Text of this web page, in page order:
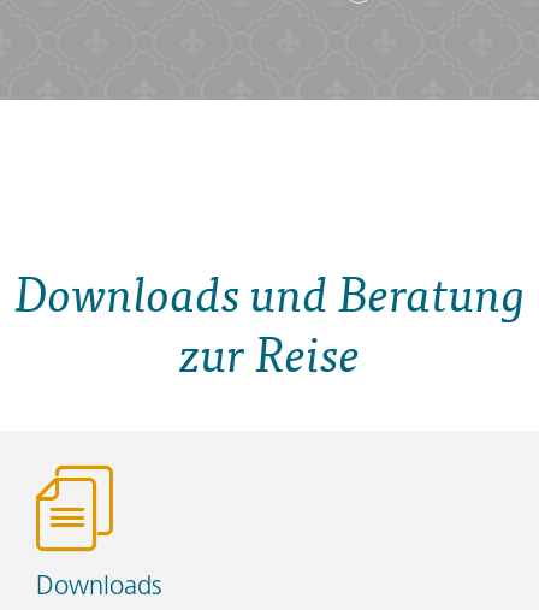
Downloads und Beratung
zur Reise
Downloads